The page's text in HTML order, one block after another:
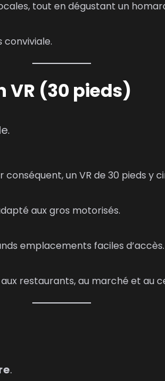
tout en dégustant un
conviviale.
VR (30 pieds)
un VR de 30 pieds y
aux gros motorisés.
emplacements faciles
restaurants, au marché et au
.